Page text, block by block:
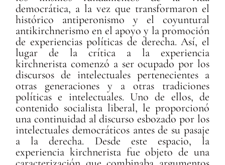
democrática, a la vez que transformaron el
histórico antiperonismo y el coyuntural
antikirchnerismo en el apoyo y la promoción
de experiencias políticas de derecha. Así, el
lugar de la crítica a la experiencia
kirchnerista comenzó a ser ocupado por los
discursos de intelectuales pertenecientes a
otras generaciones y a otras tradiciones
políticas e intelectuales. Uno de ellos, de
contenido socialista liberal, le proporcionó
una continuidad al discurso esbozado por los
intelectuales democráticos antes de su pasaje
a la derecha. Desde este espacio, la
experiencia kirchnerista fue objeto de una